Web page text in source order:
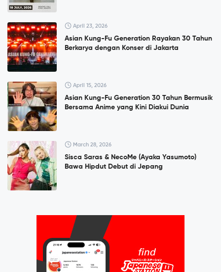
April 23, 2026
Asian Kung-Fu Generation Rayakan 30 Tahun
Berkarya dengan Konser di Jakarta
April 15, 2026
Asian Kung-Fu Generation 30 Tahun Bermusik
Bersama Anime yang Kini Diakui Dunia
March 28, 2026
Sisca Saras & NecoMe (Ayaka Yasumoto)
Bawa Hipdut Debut di Jepang